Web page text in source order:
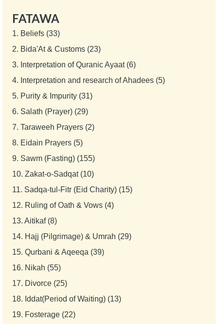
FATAWA
1. Beliefs (33)
2. Bida'At & Customs (23)
3. Interpretation of Quranic Ayaat (6)
4. Interpretation and research of Ahadees (5)
5. Purity & Impurity (31)
6. Salath (Prayer) (29)
7. Taraweeh Prayers (2)
8. Eidain Prayers (5)
9. Sawm (Fasting) (155)
10. Zakat-o-Sadqat (10)
11. Sadqa-tul-Fitr (Eid Charity) (15)
12. Ruling of Oath & Vows (4)
13. Aitikaf (8)
14. Hajj (Pilgrimage) & Umrah (29)
15. Qurbani & Aqeeqa (39)
16. Nikah (55)
17. Divorce (25)
18. Iddat(Period of Waiting) (13)
19. Fosterage (22)